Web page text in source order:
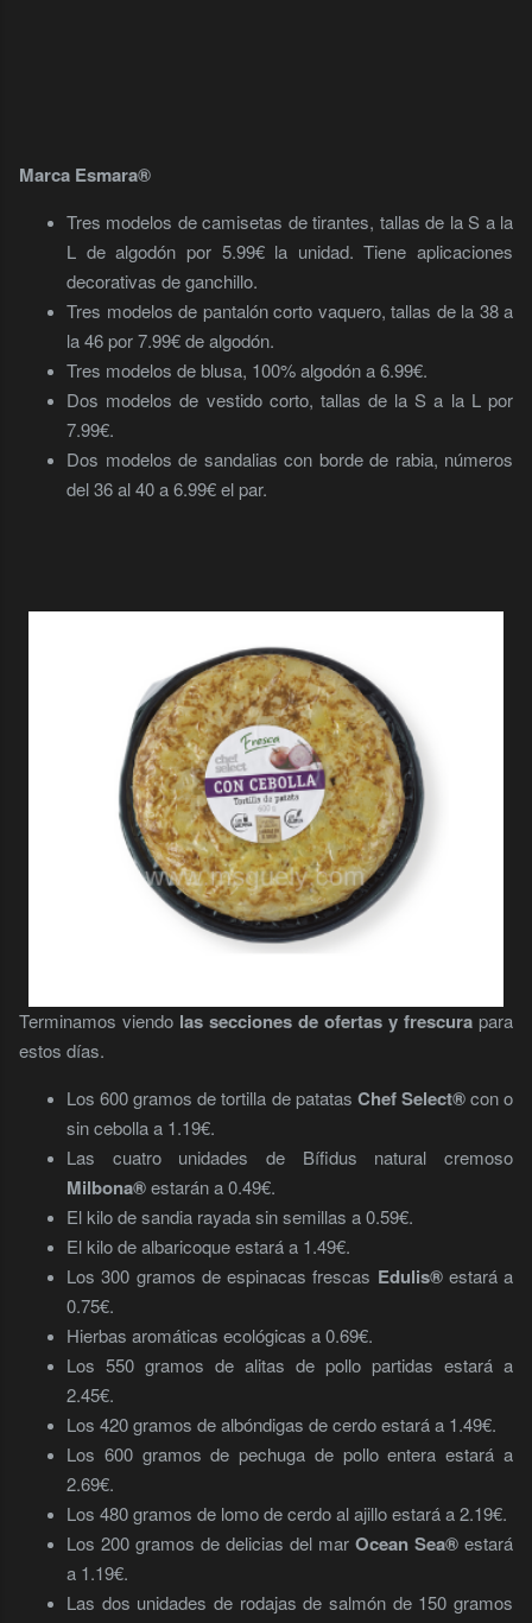
Marca Esmara®
Tres modelos de camisetas de tirantes, tallas de la S a la
L de algodón por 5.99€ la unidad. Tiene aplicaciones
decorativas de ganchillo.
Tres modelos de pantalón corto vaquero, tallas de la 38 a
la 46 por 7.99€ de algodón.
Tres modelos de blusa, 100% algodón a 6.99€.
Dos modelos de vestido corto, tallas de la S a la L por
7.99€.
Dos modelos de sandalias con borde de rabia, números
del 36 al 40 a 6.99€ el par.
Terminamos viendo las secciones de ofertas y frescura para
estos días.
Los 600 gramos de tortilla de patatas Chef Select®con o
sin cebolla a 1.19€.
Las cuatro unidades de Bífidus natural cremoso
Milbona®estarán a 0.49€.
El kilo de sandia rayada sin semillas a 0.59€.
El kilo de albaricoque estará a 1.49€.
Los 300 gramos de espinacas frescas Edulis®estará a
0.75€.
Hierbas aromáticas ecológicas a 0.69€.
Los 550 gramos de alitas de pollo partidas estará a
2.45€.
Los 420 gramos de albóndigas de cerdo estará a 1.49€.
Los 600 gramos de pechuga de pollo entera estará a
2.69€.
Los 480 gramos de lomo de cerdo al ajillo estará a 2.19€.
Los 200 gramos de delicias del mar Ocean Sea® estará
a 1.19€.
Las dos unidades de rodajas de salmón de 150 gramos